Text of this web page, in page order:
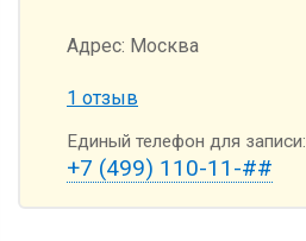
Адрес: Москва
1 отзыв
Единый телефон для записи:
+7 (499) 110-11-##